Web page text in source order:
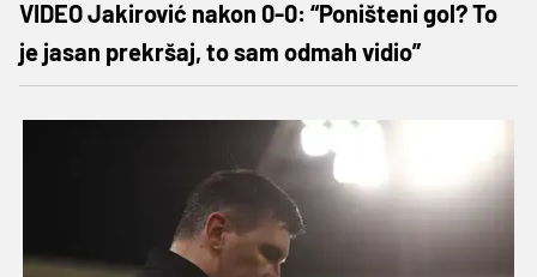
VIDEO Jakirović nakon 0-0: “Poništeni gol? To
je jasan prekršaj, to sam odmah vidio”